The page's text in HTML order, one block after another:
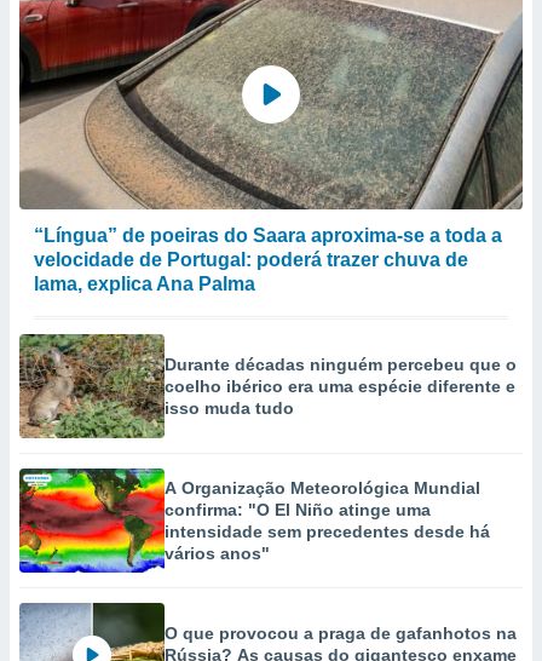
fontes,
melhorar
dados
através
estudos
e
de
1199
“Língua” de poeiras do Saara aproxima-se a toda a
velocidade de Portugal: poderá trazer chuva de
lama, explica Ana Palma
Durante décadas ninguém percebeu que o
coelho ibérico era uma espécie diferente e
isso muda tudo
A Organização Meteorológica Mundial
confirma: "O El Niño atinge uma
intensidade sem precedentes desde há
vários anos"
O que provocou a praga de gafanhotos na
Rússia? As causas do gigantesco enxame